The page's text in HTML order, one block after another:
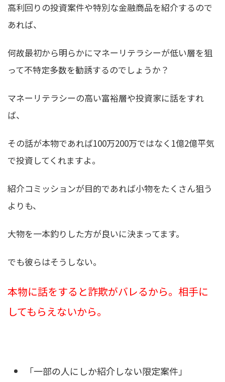
高利回りの投資案件や特別な金融商品を紹介するので
あれば、
何故最初から明らかにマネーリテラシーが低い層を狙
って不特定多数を勧誘するのでしょうか？
マネーリテラシーの高い富裕層や投資家に話をすれ
ば、
その話が本物であれば100万200万ではなく1億2億平気
で投資してくれますよ。
紹介コミッションが目的であれば小物をたくさん狙う
よりも、
大物を一本釣りした方が良いに決まってます。
でも彼らはそうしない。
本物に話をすると詐欺がバレるから。相手に
してもらえないから。
「一部の人にしか紹介しない限定案件」